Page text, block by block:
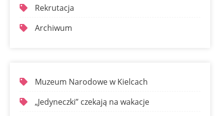
Rekrutacja
Archiwum
Muzeum Narodowe w Kielcach
„Jedyneczki” czekają na wakacje